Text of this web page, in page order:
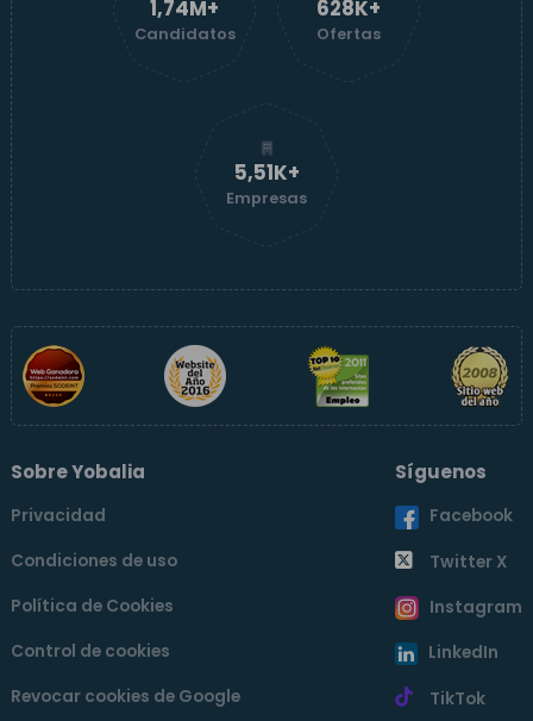
1,74M+
Candidatos
629K+
Ofertas
5,52K+
Empresas
Sobre Yobalia
Privacidad
Condiciones de uso
Política de Cookies
Control de cookies
Revocar cookies de Google
Síguenos
Facebook
Twitter X
Instagram
LinkedIn
TikTok